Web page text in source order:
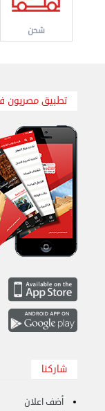
نقل عفش الكويت 50636444 فك وتركيب ايكيا محلي ...
هاف لوري قط أغراض واثاث
الأحد 24 سبتمبر 2023 11:10 ص
شحن
تطبيق مصريون
شاركنا
أضف اعلان